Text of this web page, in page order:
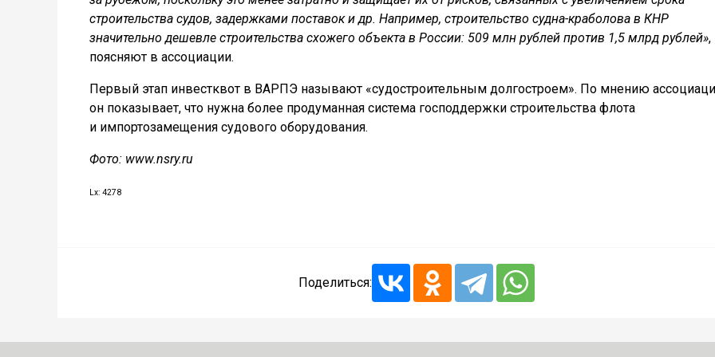
строительства судов, задержками поставок и др. Например, строительство судна-краболова в КНР
значительно дешевле строительства схожего объекта в России: 509 млн рублей против 1,5 млрд рублей»,
поясняют в ассоциации.
Первый этап инвестквот в ВАРПЭ называют «судостроительным долгостроем». По мнению
он показывает, что нужна более продуманная система господдержки строительства флота
и импортозамещения судового оборудования.
Фото: www.nsry.ru
Lx: 4278
Поделиться: